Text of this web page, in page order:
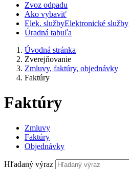
Zvoz odpadu
Ako vybaviť
Elek. službyElektronické služby
Úradná tabuľa
Úvodná stránka
Zverejňovanie
Zmluvy, faktúry, objednávky
Faktúry
Faktúry
Zmluvy
Faktúry
Objednávky
Hľadaný výraz